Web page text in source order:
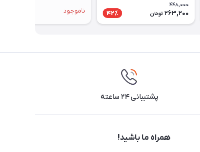
448,000
263,200 تومان 42٪ ناموجود
پشتیبانی ۲۴ ساعته
همراه ما باشید!